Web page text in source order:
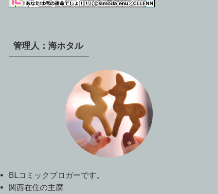
管理人：海ホタル
BLコミックブロガーです。
関西在住の主腐